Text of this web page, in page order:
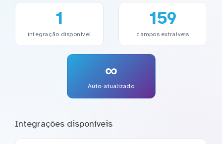
1
integração disponível
159
campos extraíveis
∞
Auto-atualizado
Integrações disponíveis